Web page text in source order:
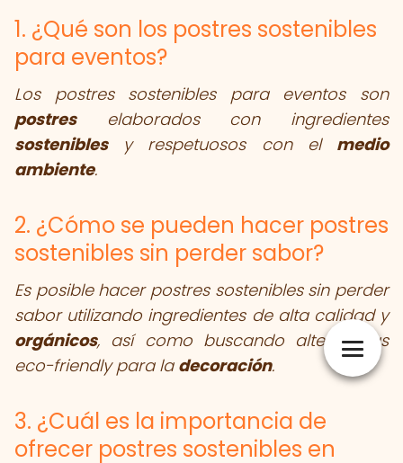
1. ¿Qué son los postres sostenibles
para eventos?
Los postres sostenibles para eventos son
postreselaborados con ingredientes
sosteniblesy respetuosos con el medio
ambiente.
2. ¿Cómo se pueden hacer postres
sostenibles sin perder sabor?
Es posible hacer postres sostenibles sin perder
sabor utilizando ingredientes de alta calidad y
orgánicos, así como buscando alternativas
eco-friendly para la decoración.
3. ¿Cuál es la importancia de
ofrecer postres sostenibles en